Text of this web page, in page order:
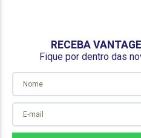
RECEBA
Fique por dentro das